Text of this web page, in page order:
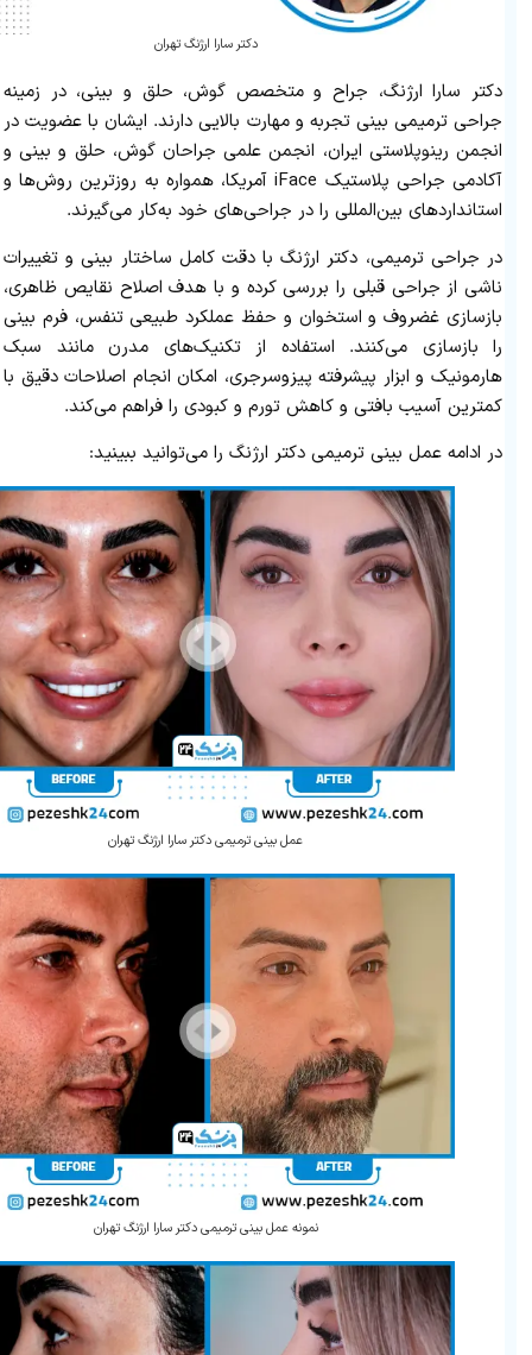
دکتر سارا ارژنگ تهران
دکتر سارا ارژنگ، جراح و متخصص گوش، حلق و بینی، در زمینه
جراحی ترمیمی بینی تجربه و مهارت بالایی دارند. ایشان با عضویت در
انجمن رینوپلاستی ایران، انجمن علمی جراحان گوش، حلق و بینی و
آکادمی جراحی پلاستیک iFace آمریکا، همواره به‌ روزترین روش‌ها و
استانداردهای بین‌المللی را در جراحی‌های خود به‌کار می‌گیرند.
در جراحی ترمیمی، دکتر ارژنگ با دقت کامل ساختار بینی و تغییرات
ناشی از جراحی قبلی را بررسی کرده و با هدف اصلاح نقایص ظاهری،
بازسازی غضروف و استخوان و حفظ عملکرد طبیعی تنفس، فرم بینی
را بازسازی می‌کنند. استفاده از تکنیک‌های مدرن مانند سبک
هارمونیک و ابزار پیشرفته پیزوسرجری، امکان انجام اصلاحات دقیق با
کمترین آسیب بافتی و کاهش تورم و کبودی را فراهم می‌کند.
در ادامه عمل بینی ترمیمی دکتر ارژنگ را می‌توانید ببینید:
عمل بینی ترمیمی دکتر سارا ارژنگ تهران
نمونه عمل بینی ترمیمی دکتر سارا ارژنگ تهران